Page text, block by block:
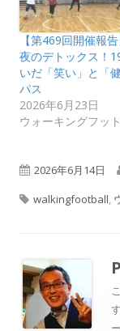
【第469回開催報
夜のデトックス！
いだ「笑い」と「
パス
2026年6月23日
ウォーキングフッ
公
開
2026年6月14日
タ
walkingfootball,